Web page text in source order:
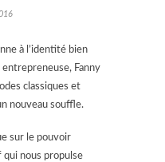
à l’identité bien
Fanny
classiques et
nouveau souffle.
sur le pouvoir
nous propulse